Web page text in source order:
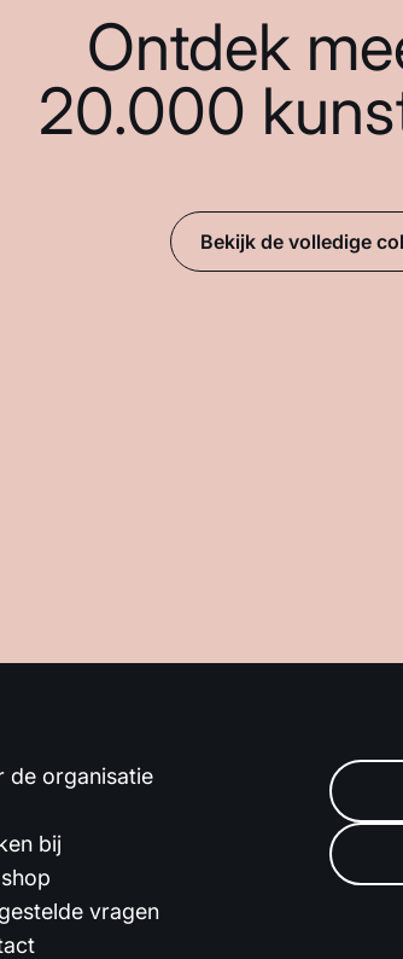
Ontdek
20.000
Bekijk de volledige
de organisatie
bij
vragen